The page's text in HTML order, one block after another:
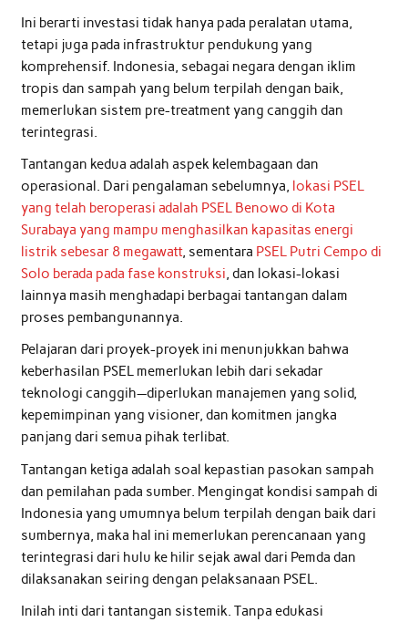
Ini berarti investasi tidak hanya pada peralatan utama,
tetapi juga pada infrastruktur pendukung yang
komprehensif. Indonesia, sebagai negara dengan iklim
tropis dan sampah yang belum terpilah dengan baik,
memerlukan sistem pre-treatment yang canggih dan
terintegrasi.
Tantangan kedua adalah aspek kelembagaan dan
operasional. Dari pengalaman sebelumnya, lokasi PSEL
yang telah beroperasi adalah PSEL Benowo di Kota
Surabaya yang mampu menghasilkan kapasitas energi
listrik sebesar 8 megawatt, sementara PSEL Putri Cempo di
Solo berada pada fase konstruksi, dan lokasi-lokasi
lainnya masih menghadapi berbagai tantangan dalam
proses pembangunannya.
Pelajaran dari proyek-proyek ini menunjukkan bahwa
keberhasilan PSEL memerlukan lebih dari sekadar
teknologi canggih—diperlukan manajemen yang solid,
kepemimpinan yang visioner, dan komitmen jangka
panjang dari semua pihak terlibat.
Tantangan ketiga adalah soal kepastian pasokan sampah
dan pemilahan pada sumber. Mengingat kondisi sampah di
Indonesia yang umumnya belum terpilah dengan baik dari
sumbernya, maka hal ini memerlukan perencanaan yang
terintegrasi dari hulu ke hilir sejak awal dari Pemda dan
dilaksanakan seiring dengan pelaksanaan PSEL.
Inilah inti dari tantangan sistemik. Tanpa edukasi